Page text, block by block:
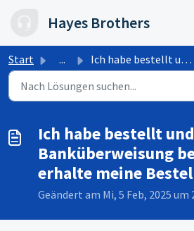
Hayes Brothers
Start ... Ich habe bestellt und per Banküberweisung bezahlt, aber i...
Ich habe bestellt
Banküberweisung
erhalte meine
Geändert am Mi, 5 Feb, 2025 um